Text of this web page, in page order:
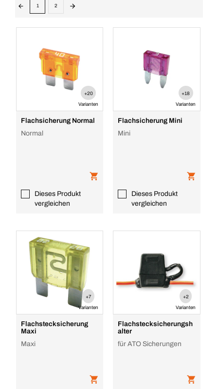
1 2
+20
Varianten
Flachsicherung Normal
Normal
Dieses Produkt
vergleichen
+18
Varianten
Flachsicherung Mini
Mini
Dieses Produkt
vergleichen
+7
Varianten
Flachstecksicherung
Maxi
Maxi
+2
Varianten
Flachstecksicherungsh
alter
für ATO Sicherungen